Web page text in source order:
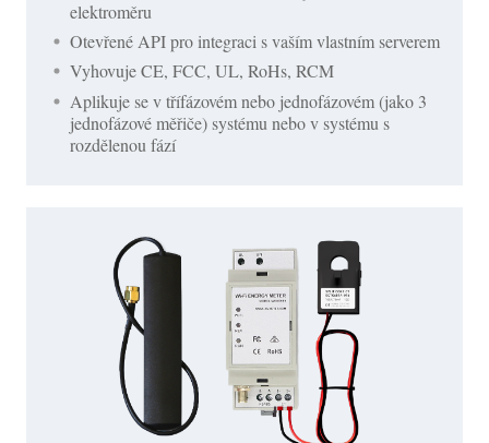
elektroměru
Otevřené API pro integraci s vaším vlastním serverem
Vyhovuje CE, FCC, UL, RoHs, RCM
Aplikuje se v třífázovém nebo jednofázovém (jako 3
jednofázové měřiče) systému nebo v systému s
rozdělenou fází